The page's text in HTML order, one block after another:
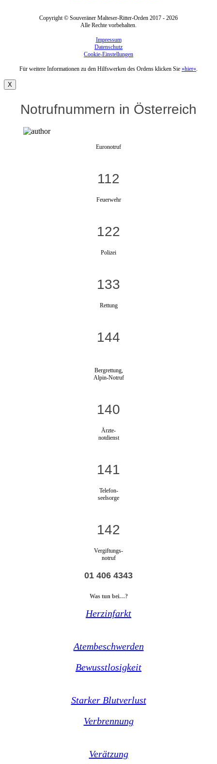
Copyright © Souveräner Malteser-Ritter-Orden 2017 - 2026
Alle Rechte vorbehalten.
Impressum
Datenschutz
Cookie-Einstellungen
Für weitere Informationen zu den Hilfswerken des Ordens klicken Sie »hier«
X
Notrufnummern in Österreich
Euronotruf
112
Feuerwehr
122
Polizei
133
Rettung
144
Bergrettung,
Alpin-Notruf
140
Ärzte-
notdienst
141
Telefon-
seelsorge
142
Vergiftungs-
notruf
01 406 4343
Was tun bei…?
Herzinfarkt
Atembeschwerden
Bewusstlosigkeit
Starker Blutverlust
Verbrennung
Verätzung